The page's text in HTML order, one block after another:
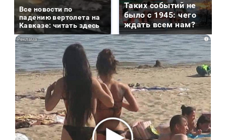
Все новости по
падению вертолета на
Кавказе: читать здесь
Таких событий не
было с 1945: чего
ждать всем нам?
i